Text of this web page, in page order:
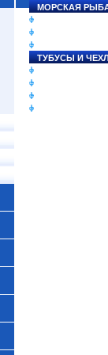
МОРСКАЯ
ТУБУСЫ И